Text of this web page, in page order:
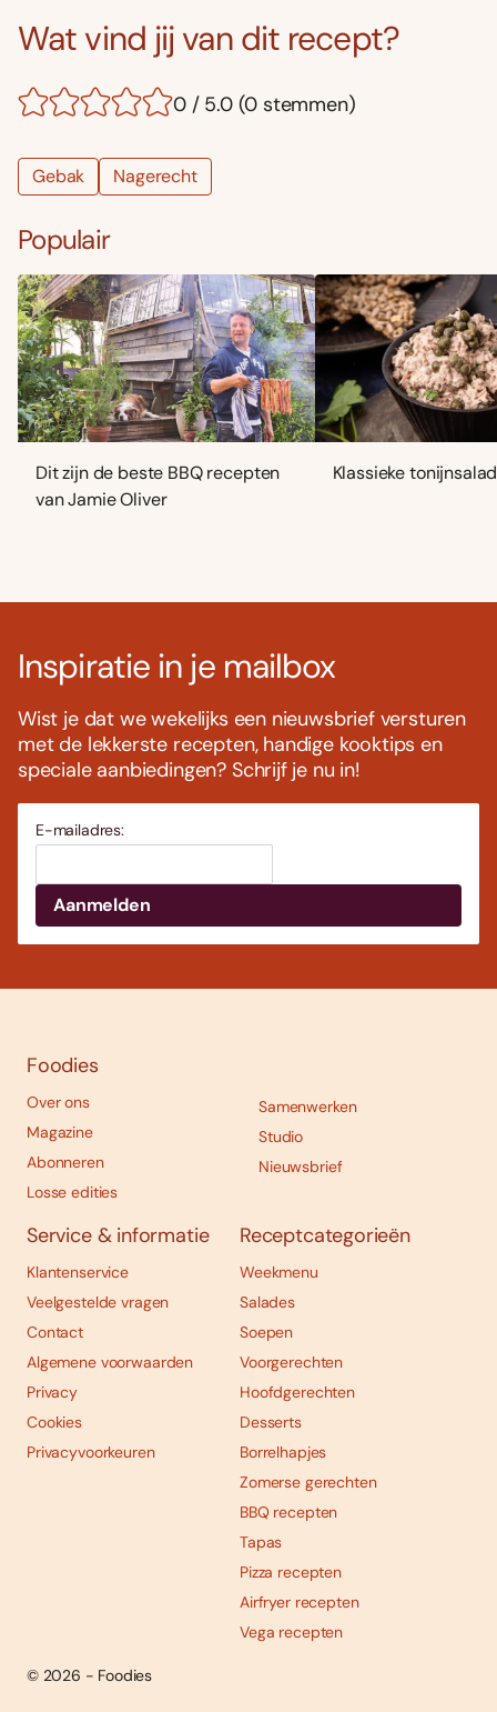
Wat vind jij van dit recept?
0 / 5.0 (0 stemmen)
Gebak Nagerecht
Populair
Dit zijn de beste BBQ recepten
van Jamie Oliver
Klassieke
Inspiratie in je mailbox
Wist je dat we wekelijks een nieuwsbrief versturen
met de lekkerste recepten, handige kooktips en
speciale aanbiedingen? Schrijf je nu in!
E-mailadres:
Foodies
Over ons
Magazine
Abonneren
Losse edities
Samenwerken
Studio
Nieuwsbrief
Service & informatie
Klantenservice
Veelgestelde vragen
Contact
Algemene voorwaarden
Privacy
Cookies
Privacyvoorkeuren
Receptcategorieën
Weekmenu
Salades
Soepen
Voorgerechten
Hoofdgerechten
Desserts
Borrelhapjes
Zomerse gerechten
BBQ recepten
Tapas
Pizza recepten
Airfryer recepten
Vega recepten
© 2026 - Foodies